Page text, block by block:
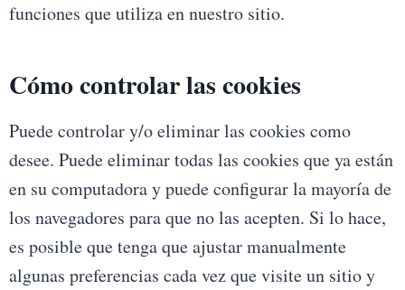
funciones que utiliza en nuestro sitio.
Cómo controlar las cookies
Puede controlar y/o eliminar las cookies como
desee. Puede eliminar todas las cookies que ya están
en su computadora y puede configurar la mayoría de
los navegadores para que no las acepten. Si lo hace,
es posible que tenga que ajustar manualmente
algunas preferencias cada vez que visite un sitio y